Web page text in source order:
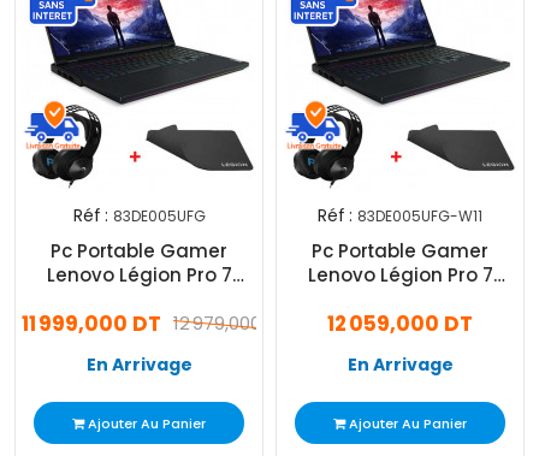
Réf : 83DE005UFG
Pc Portable Gamer
Lenovo Légion Pro 7
1To SSD Windows 1112 979,000 DT
11 999,000 DT
En Arrivage
Ajouter Au Panier
Réf : 83DE005UFG-W11
Pc Portable Gamer
Lenovo Légion Pro 7
1To SSD Windows 11 Pro
12 059,000 DT
En Arrivage
Ajouter Au Panier